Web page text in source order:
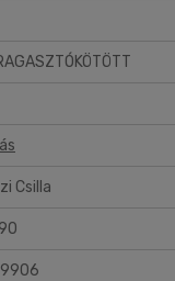
vannak olyan
Csilla